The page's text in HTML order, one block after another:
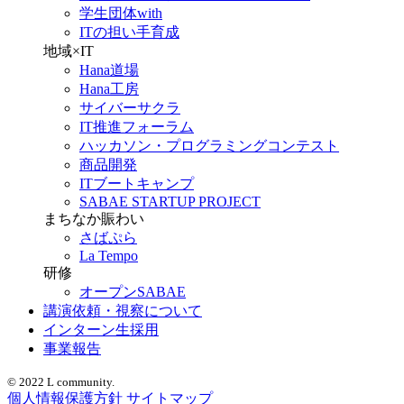
学生団体with
ITの担い手育成
地域×IT
Hana道場
Hana工房
サイバーサクラ
IT推進フォーラム
ハッカソン・プログラミングコンテスト
商品開発
ITブートキャンプ
SABAE STARTUP PROJECT
まちなか賑わい
さばぷら
La Tempo
研修
オープンSABAE
講演依頼・視察について
インターン生採用
事業報告
© 2022 L community.
個人情報保護方針 サイトマップ